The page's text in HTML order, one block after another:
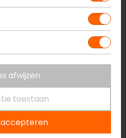
Shark
Spartan RS Shaytan
Integraalhelm
afwijzen
toestaan
accepteren